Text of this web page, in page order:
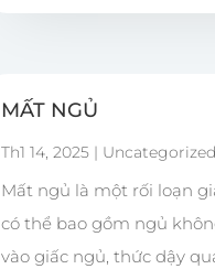
MẤT NGỦ
Th1 14, 2025 | Uncategorized
Mất ngủ là một rối loạn
có thể bao gồm ngủ
vào giấc ngủ, thức dậy